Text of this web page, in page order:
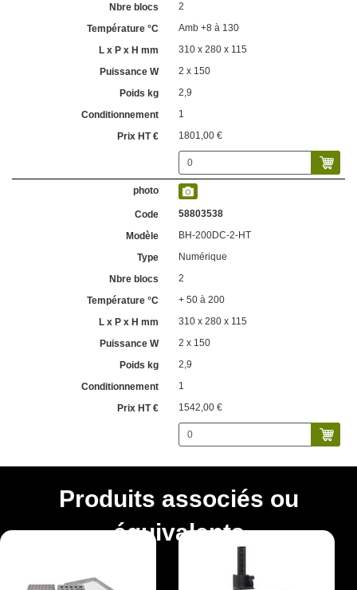
2
Amb +8 à 130
310 x 280 x 115
2 x 150
2,9
1
1801,00 €
58803538
BH-200DC-2-HT
Numérique
2
+ 50 à 200
310 x 280 x 115
2 x 150
2,9
1
1542,00 €
Produits associés ou
équivalents